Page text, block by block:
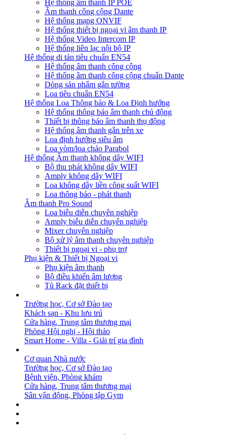
Hệ thống âm thanh IP POE
Âm thanh công cộng Dante
Hệ thống mạng ONVIF
Hệ thống thiết bị ngoại vi âm thanh IP
Hệ thống Video Intercom IP
Hệ thống liên lạc nội bộ IP
Hệ thống di tản tiêu chuẩn EN54
Hệ thống âm thanh công cộng
Hệ thống âm thanh công cộng chuẩn Dante
Dòng sản phẩm gắn tường
Loa tiêu chuẩn EN54
Hệ thống Loa Thông báo & Loa Định hướng
Hệ thống thông báo âm thanh chủ động
Thiết bị thông báo âm thanh thụ động
Hệ thống âm thanh gắn trên xe
Loa định hướng siêu âm
Loa vòm/loa chảo Parabol
Hệ thống Âm thanh không dây WIFI
Bộ thu phát không dây WIFI
Amply không dây WIFI
Loa không dây liền công suất WIFI
Loa thông báo - phát thanh
Âm thanh Pro Sound
Loa biễu diễn chuyên nghiệp
Amply biễu diễn chuyên nghiệp
Mixer chuyên nghiệp
Bộ xử lý âm thanh chuyên nghiệp
Thiết bị ngoại vi - phụ trợ
Phụ kiện & Thiết bị Ngoại vi
Phụ kiện âm thanh
Bộ điều khiển âm lượng
Tủ Rack đặt thiết bị
Trường học, Cơ sở Đào tạo
Khách sạn - Khu lưu trú
Cửa hàng, Trung tâm thương mại
Phòng Hội nghị - Hội thảo
Smart Home - Villa - Giải trí gia đình
Cơ quan Nhà nước
Trường học, Cơ sở Đào tạo
Bệnh viện, Phòng khám
Cửa hàng, Trung tâm thương mại
Sân vận động, Phòng tập Gym